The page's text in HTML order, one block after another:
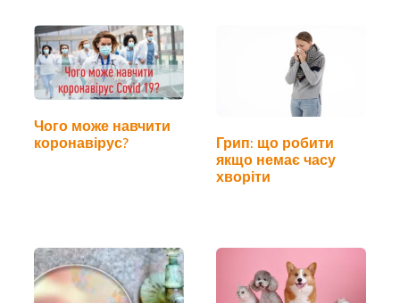
Чого може навчити
коронавірус?
Грип: що робити
якщо немає часу
хворіти